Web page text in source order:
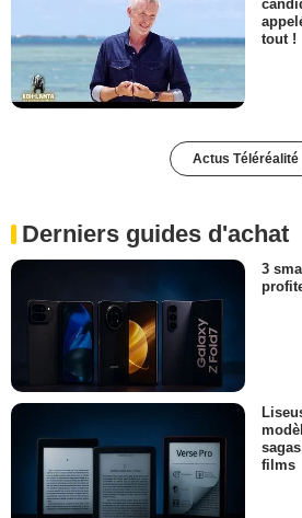
tout !
Actus Téléréalité
Derniers guides d'achat
3
films